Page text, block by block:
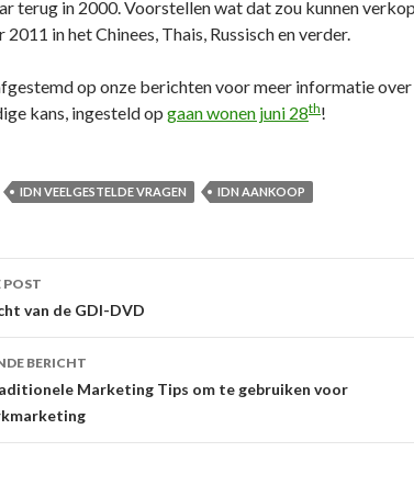
terug in 2000. Voorstellen wat dat zou kunnen
2011 in het Chinees, Thais, Russisch en verder.
op onze berichten voor meer informatie over
kans, ingesteld op gaan wonen juni 28th!
IDN VEELGESTELDE VRAGEN IDN AANKOOP
POST
van de GDI-DVD
BERICHT
Marketing Tips om te gebruiken voor